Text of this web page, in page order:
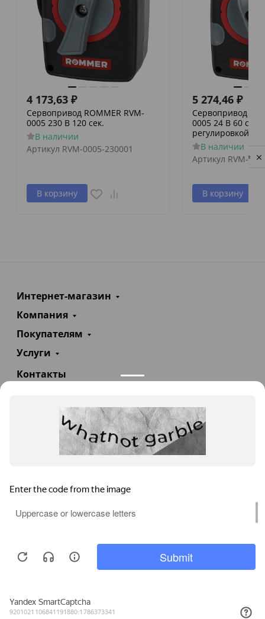
4 173,63 ₽
Сервопривод ROMMER RVM-
0005 230 В 120 сек.
В наличии
Артикул RVM-0005-230001
В корзину
5 274,46 ₽
Сервопривод
0005 24 В 60
регулировкой по
В наличии
Артикул RVM-
В корзину
Интернет-магазин
Компания
Покупателям
Услуги
Контакты
info@teploexpert.com
Пн—Сб 09:00 – 18:00
TeploExpert.com © 2008 - 2026 Оборудование для
систем отопления, водоснабжения, канализации
Privacy notice